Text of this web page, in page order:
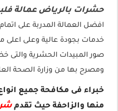
حشرات بالرياض عمالة
افضل العمالة المدربة على
خدمات بجودة عالية وعلى اعلى
صور المبيدات الحشرية والتى
ومصرح بها من وزارة الصحة
خبراء فى مكافحة جميع
منها والزاحفة حيث تقدم